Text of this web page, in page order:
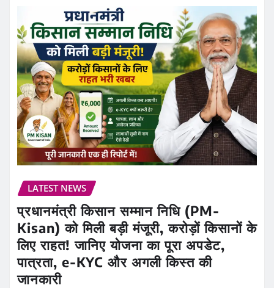
LATEST NEWS
प्रधानमंत्री किसान सम्मान निधि (PM-
Kisan) को मिली बड़ी मंजूरी, करोड़ों किसानों के
लिए राहत! जानिए योजना का पूरा अपडेट,
पात्रता, e-KYC और अगली किस्त की
जानकारी